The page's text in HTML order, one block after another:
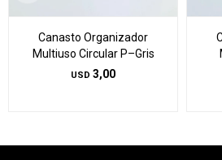
Canasto Organizador
Multiuso Circular P–Gris
USD 3,00